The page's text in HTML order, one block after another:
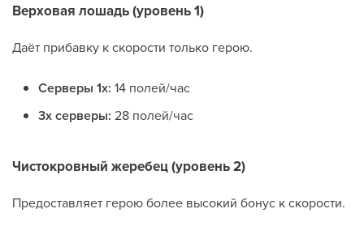
Верховая лошадь (уровень 1)
Даёт прибавку к скорости только герою.
Серверы 1x: 14 полей/час
3x серверы: 28 полей/час
Чистокровный жеребец (уровень 2)
Предоставляет герою более высокий бонус к скорости.